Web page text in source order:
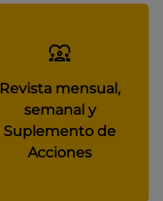
Revista mensual,
semanal y
Suplemento de
Acciones